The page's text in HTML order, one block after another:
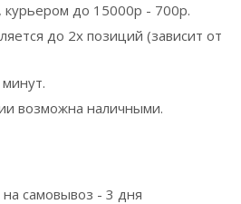
курьером до 15000р - 700р.
до 2х позиций (зависит от
возможна наличными.
на самовывоз - 3 дня